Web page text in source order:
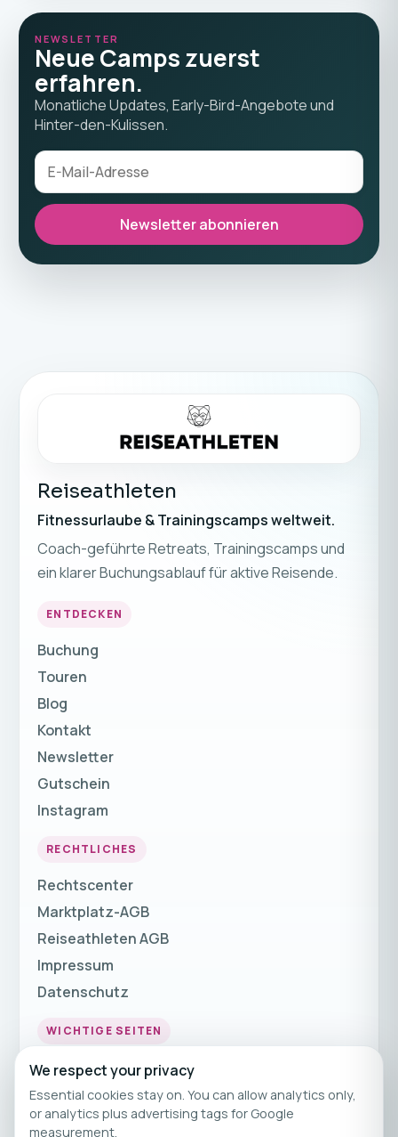
NEWSLETTER
Neue Camps zuerst
erfahren.
Monatliche Updates, Early-Bird-Angebote und
Hinter-den-Kulissen.
Newsletter abonnieren
Reiseathleten
Fitnessurlaube & Trainingscamps weltweit.
Coach-geführte Retreats, Trainingscamps und
ein klarer Buchungsablauf für aktive Reisende.
ENTDECKEN
Buchung
Touren
Blog
Kontakt
Newsletter
Gutschein
Instagram
RECHTLICHES
Rechtscenter
Marktplatz-AGB
Reiseathleten AGB
Impressum
Datenschutz
WICHTIGE SEITEN
Fitnessurlaub
Fitness Urlaub
Fitnessreisen
We respect your privacy
Essential cookies stay on. You can allow analytics only,
or analytics plus advertising tags for Google
measurement.